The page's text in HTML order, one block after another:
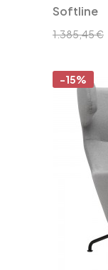
Softline
1.385,45 €
-15%